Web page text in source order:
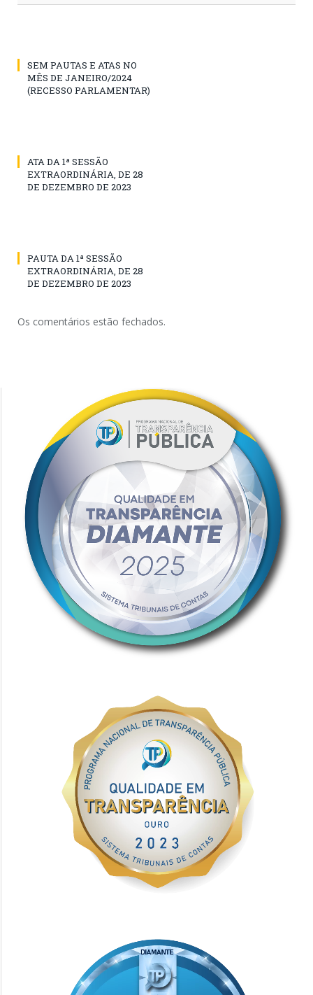
SEM PAUTAS E ATAS NO
MÊS DE JANEIRO/2024
(RECESSO PARLAMENTAR)
ATA DA 1ª SESSÃO
EXTRAORDINÁRIA, DE 28
DE DEZEMBRO DE 2023
PAUTA DA 1ª SESSÃO
EXTRAORDINÁRIA, DE 28
DE DEZEMBRO DE 2023
Os comentários estão fechados.